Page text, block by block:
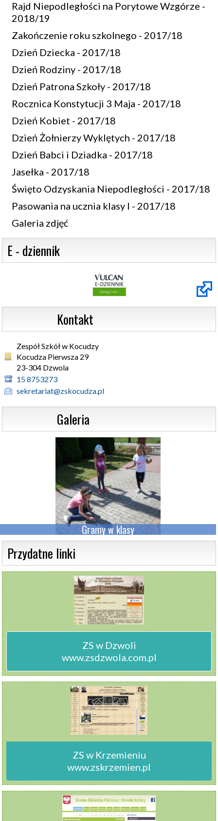
Rajd Niepodległości na Porytowe Wzgórze -
2018/19
Zakończenie roku szkolnego - 2017/18
Dzień Dziecka - 2017/18
Dzień Rodziny - 2017/18
Dzień Patrona Szkoły - 2017/18
Rocznica Konstytucji 3 Maja - 2017/18
Dzień Kobiet - 2017/18
Dzień Żołnierzy Wyklętych - 2017/18
Dzień Babci i Dziadka - 2017/18
Jasełka - 2017/18
Święto Odzyskania Niepodległości - 2017/18
Pasowania na ucznia klasy I - 2017/18
Galeria zdjęć
E - dziennik
                  Kontakt
Zespół Szkół w Kocudzy
Kocudza Pierwsza 29
23-304 Dzwola
15 8753273
sekretariat@zskocudza.pl
                  Galeria
Gramy w klasy
Przydatne linki
ZS w Dzwoli
www.zsdzwola.com.pl
ZS w Krzemieniu
www.zskrzemien.pl